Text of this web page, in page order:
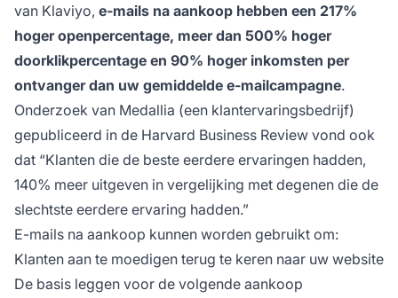
van Klaviyo, e-mails na aankoop hebben een 217%
hoger openpercentage, meer dan 500% hoger
doorklikpercentage en 90% hoger inkomsten per
ontvanger dan uw gemiddelde e-mailcampagne.
Onderzoek van Medallia (een klantervaringsbedrijf)
gepubliceerd in de Harvard Business Review vond ook
dat “Klanten die de beste eerdere ervaringen hadden,
140% meer uitgeven in vergelijking met degenen die de
slechtste eerdere ervaring hadden.”
E-mails na aankoop kunnen worden gebruikt om:
Klanten aan te moedigen terug te keren naar uw website
De basis leggen voor de volgende aankoop